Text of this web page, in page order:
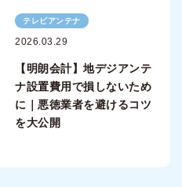
テレビアンテナ
2026.03.29
【明朗会計】地デジアンテ
ナ設置費用で損しないため
に｜悪徳業者を避けるコツ
を大公開